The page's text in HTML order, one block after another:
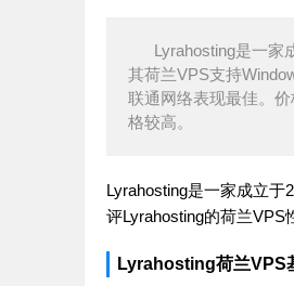
Lyrahosting是一家
其荷兰VPS支持
联通网络表现最佳。
格较高。
Lyrahosting是一家成立
评Lyrahosting的荷兰VPS
Lyrahosting荷兰VPS